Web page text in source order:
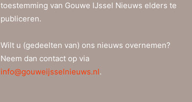
toestemming van Gouwe IJssel Nieuws elders te
publiceren.
Wilt u (gedeelten van) ons nieuws overnemen?
Neem dan contact op via
info@gouweijsselnieuws.nl.